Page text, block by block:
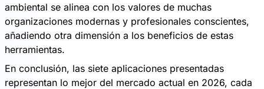
ambiental se alinea con los valores de muchas
organizaciones modernas y profesionales conscientes,
añadiendo otra dimensión a los beneficios de estas
herramientas.
En conclusión, las siete aplicaciones presentadas
representan lo mejor del mercado actual en 2026, cada